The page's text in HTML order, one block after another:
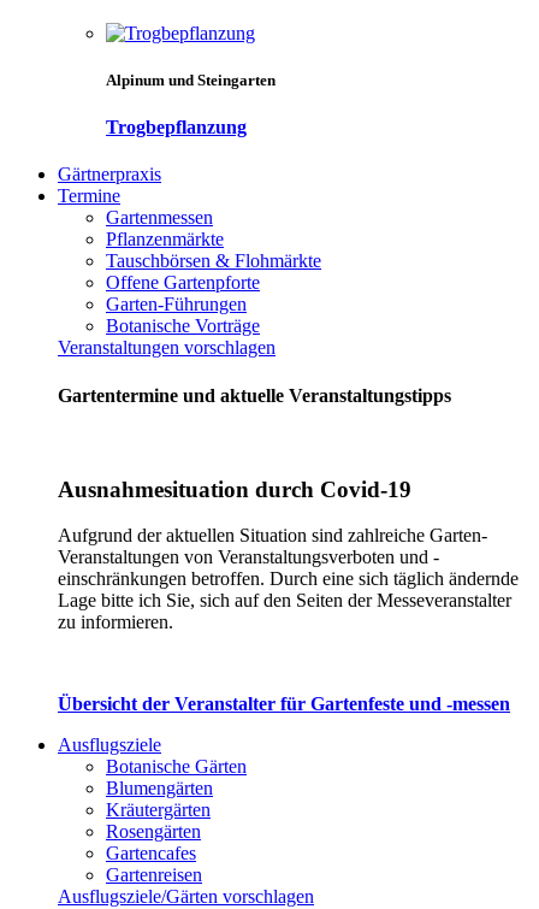
Alpinum und Steingarten
Trogbepflanzung
Gärtnerpraxis
Termine
Gartenmessen
Pflanzenmärkte
Tauschbörsen & Flohmärkte
Offene Gartenpforte
Garten-Führungen
Botanische Vorträge
Veranstaltungen vorschlagen
Gartentermine und aktuelle Veranstaltungstipps
Ausnahmesituation durch Covid-19
Aufgrund der aktuellen Situation sind zahlreiche Garten-
Veranstaltungen von Veranstaltungsverboten und -
einschränkungen betroffen. Durch eine sich täglich ändernde
Lage bitte ich Sie, sich auf den Seiten der Messeveranstalter
zu informieren.
Übersicht der Veranstalter für Gartenfeste und -messen
Ausflugsziele
Botanische Gärten
Blumengärten
Kräutergärten
Rosengärten
Gartencafes
Gartenreisen
Ausflugsziele/Gärten vorschlagen